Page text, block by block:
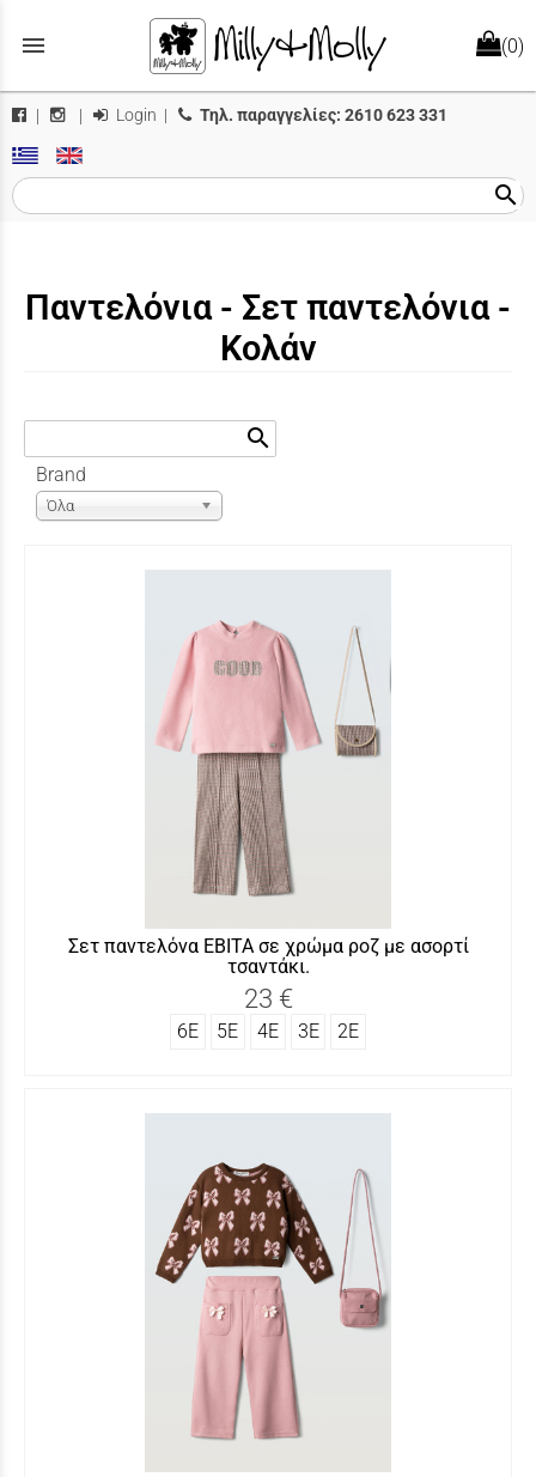
menu (0)
| | Login | Τηλ. παραγγελίες: 2610 623 331
search
Παντελόνια - Σετ παντελόνια -
Κολάν
search
Brand
Όλα
Σετ παντελόνα ΕΒΙΤΑ σε χρώμα ροζ με ασορτί
τσαντάκι.
23 €
6Ε 5Ε 4Ε 3Ε 2Ε